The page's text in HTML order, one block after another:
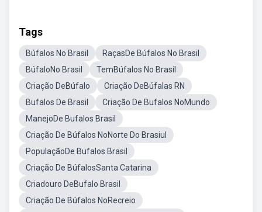
Tags
Búfalos No Brasil
RaçasDe Búfalos No Brasil
BúfaloNo Brasil
TemBúfalos No Brasil
Criação DeBúfalo
Criação DeBúfalas RN
Bufalos De Brasil
Criação De Bufalos NoMundo
ManejoDe Bufalos Brasil
Criação De Búfalos NoNorte Do Brasiul
PopulaçãoDe Bufalos Brasil
Criação De BúfalosSanta Catarina
Criadouro DeBufalo Brasil
Criação De Búfalos NoRecreio